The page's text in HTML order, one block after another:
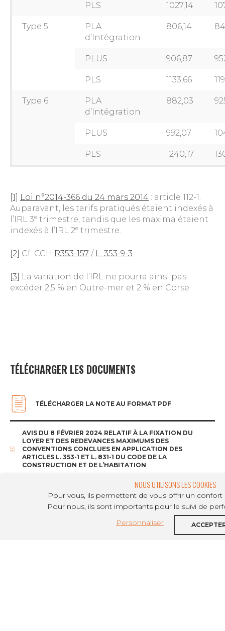
PLS 1027,14
Type 5
PLA
d’Intégration
806,14
PLUS 906,87
PLS 1133,66
Type 6
PLA
d’Intégration
882,03
PLUS 992,07
PLS 1240,17
[1] Loi n°2014-366 du 24 mars 2014 : article 112-1.
Auparavant, les tarifs pratiqués étaient indexés à
l’IRL 3e trimestre, tandis que les maxima étaient
indexés à l’IRL 2e trimestre.
[2] Cf. CCH R353-157 / L. 353-9-3
[3] La variation de l’IRL ne pourra ainsi pas
excéder 2,5 % en Outre-mer et 2 % en Corse.
TÉLÉCHARGER LES DOCUMENTS
TÉLÉCHARGER LA NOTE AU FORMAT PDF
AVIS DU 8 FÉVRIER 2024 RELATIF À LA FIXATION DU
LOYER ET DES REDEVANCES MAXIMUMS DES
CONVENTIONS CONCLUES EN APPLICATION DES
ARTICLES L. 353-1 ET L. 831-1 DU CODE DE LA
CONSTRUCTION ET DE L’HABITATION
ANNEXES DE L’AVIS DU 8 FÉVRIER 2024
NOUS UTILISONS LES COOKIES
Pour vous, ils permettent de vous offrir un
Pour nous, ils sont importants pour le suivi de
Personnaliser